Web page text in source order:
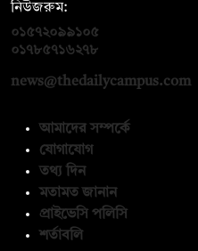
নিউজরুম:
০১৫৭২০৯৯১০৫
০১৭৮৫৭১৬২৭৮
news@thedailycampus.com
আমাদের সম্পর্কে
যোগাযোগ
তথ্য দিন
মতামত জানান
প্রাইভেসি পলিসি
শর্তাবলি